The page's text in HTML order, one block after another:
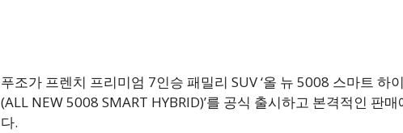
푸조가 프렌치 프리미엄 7인승 패밀리 SUV ‘올 뉴 5008 스마트 하
(ALL NEW 5008 SMART HYBRID)’를 공식 출시하고 본격적인 판매
다.